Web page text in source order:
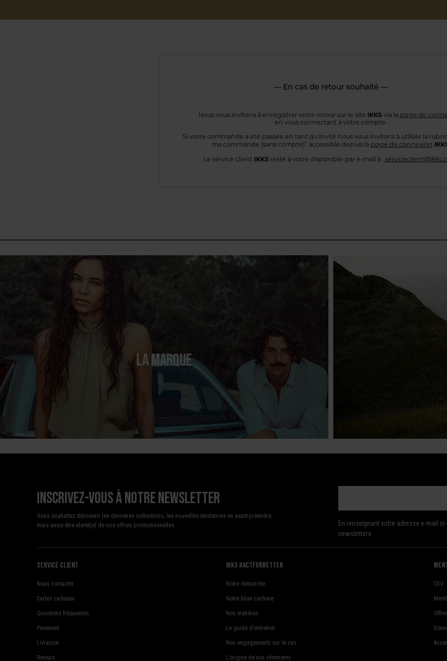
— En cas de retour souhaité —
Nous vous invitons à enregistrer votre retour sur le site IKKSvia la page de
en vous connectant à votre compte.
Si votre commande a été passée en tant qu'invité nous vous invitons à utiliserla
ma commande (sans compte)” accessible depuis la page de connexion
Le service client IKKS reste à votre disponible par e-mail à :
LA MARQUE
Inscrivez-vous à notre newsletter
Vous souhaitez découvrir les dernières collections, les nouvelles tendances en avant-première,
mais aussi être alerté(e) de nos offres promotionnelles
En renseignant votre adresse e-mail
newsletters.
Service client
Nous contacter
Cartes cadeaux
Questions fréquentes
Paiement
Livraison
Retours
Ikks #actforbetter
Notre démarche
Notre bilan carbone
Nos matières
Le guide d'entretien
Nos engagements sur le cuir
L’origine de nos vêtements
CGV